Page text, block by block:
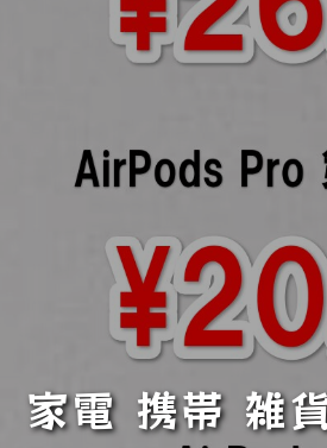
家電 携帯 雑